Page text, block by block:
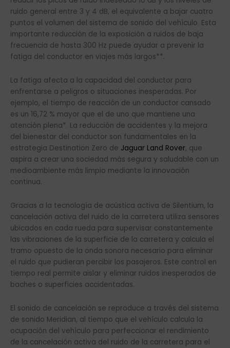
ruido general entre 3 y 4 dB, el equivalente a bajar cuatro
puntos el volumen del sistema de sonido del vehículo. Esta
importante reducción de la exposición a ruidos de baja
frecuencia de hasta 300 Hz puede ayudar a prevenir la
fatiga del conductor en viajes más largos**.
La fatiga afecta a la capacidad del conductor para
enfrentarse a peligros o situaciones inesperadas. Por
ejemplo, el tiempo de reacción de un conductor cansado
es un 16,72 % mayor que el de uno que mantiene una
atención plena*. La reducción de accidentes y la mejora
del bienestar del conductor son fundamentales en la
estrategia Destination Zero de Jaguar Land Rover, que
aspira a crear una sociedad más segura y saludable con un
medioambiente más limpio mediante la innovación
continua.
Gracias a la tecnología de acústica activa de Silentium, la
cancelación activa del ruido de la carretera utiliza sensores
ubicados en cada rueda para supervisar constantemente
las vibraciones de la superficie de la carretera y calcula el
tramo opuesto de la onda sonora necesario para eliminar
el ruido que pudieran percibir los pasajeros. Este control en
tiempo real permite aislar y eliminar ruidos inesperados de
baches o superficies accidentadas.
El sonido de cancelación se reproduce a través del sistema
de sonido Meridian, al tiempo que el vehículo calcula la
ocupación del vehículo para perfeccionar el rendimiento
de la cancelación activa del ruido de la carretera para el